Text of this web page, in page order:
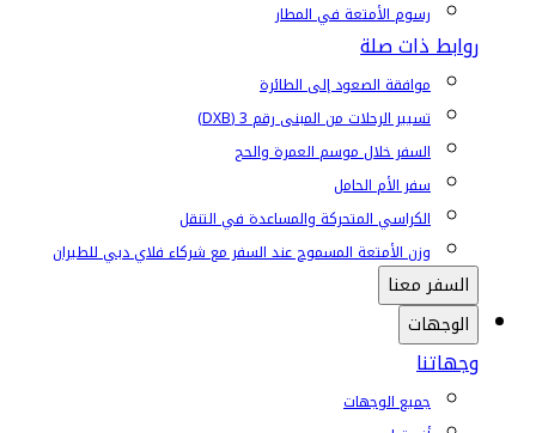
رسوم الأمتعة في المطار
روابط ذات صلة
موافقة الصعود إلى الطائرة
تسيير الرحلات من المبنى رقم 3 (DXB)
السفر خلال موسم العمرة والحج
سفر الأم الحامل
الكراسي المتحركة والمساعدة في التنقل
وزن الأمتعة المسموح عند السفر مع شركاء فلاي دبي للطيران
السفر معنا
الوجهات
وجهاتنا
جميع الوجهات